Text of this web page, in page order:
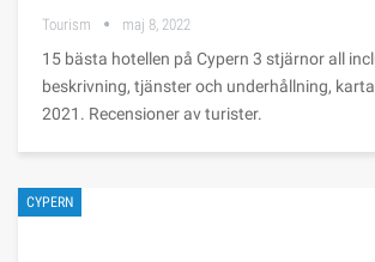
Tourism maj 8, 2022
15 bästa hotellen på Cypern 3 stjärnor all
beskrivning, tjänster och underhållning,
2021. Recensioner av turister.
CYPERN